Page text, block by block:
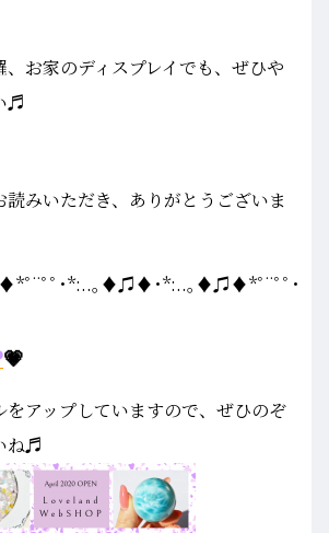
、お家のディスプレイでも、ぜひや
♬
みいただき、ありがとうございま
¨ﾟﾟ･*:..｡♦♫♦･*:..｡♦♫♦*ﾟ¨ﾟﾟ･
💗
アップしていますので、ぜひのぞ
ね♬